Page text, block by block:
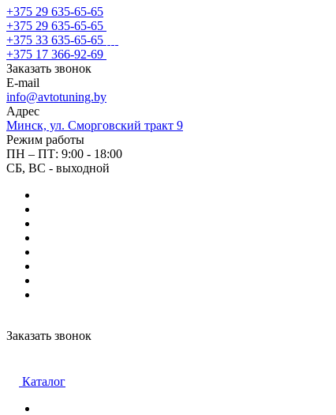
+375 29 635-65-65
+375 29 635-65-65
+375 33 635-65-65
+375 17 366-92-69
Заказать звонок
E-mail
info@avtotuning.by
Адрес
Минск, ул. Сморговский тракт 9
Режим работы
ПН – ПТ: 9:00 - 18:00
СБ, ВС - выходной
Заказать звонок
Каталог